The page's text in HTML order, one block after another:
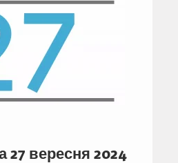
27 вересня 2024